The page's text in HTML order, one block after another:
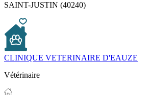
SAINT-JUSTIN (40240)
CLINIQUE VETERINAIRE D'EAUZE
Vétérinaire